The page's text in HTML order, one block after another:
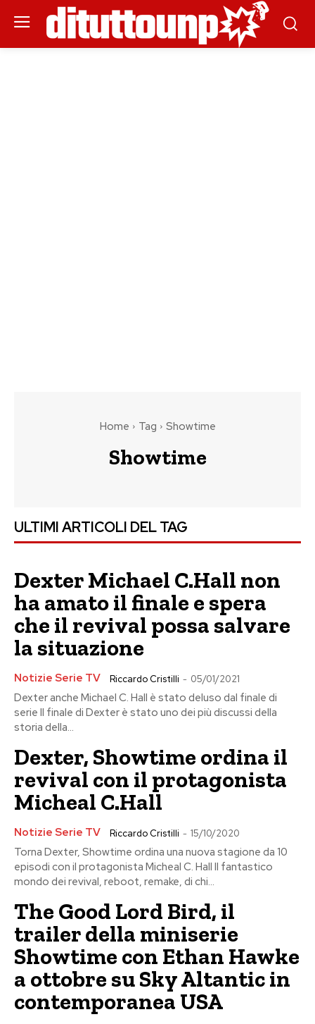
Home Tag Showtime
Showtime
ULTIMI ARTICOLI DEL TAG
Dexter Michael C.Hall non
ha amato il finale e spera
che il revival possa salvare
la situazione
Notizie Serie TV Riccardo Cristilli - 05/01/2021
Dexter anche Michael C. Hall è stato deluso dal finale di
serie Il finale di Dexter è stato uno dei più discussi della
storia della...
Dexter, Showtime ordina il
revival con il protagonista
Micheal C.Hall
Notizie Serie TV Riccardo Cristilli - 15/10/2020
Torna Dexter, Showtime ordina una nuova stagione da 10
episodi con il protagonista Micheal C. Hall Il fantastico
mondo dei revival, reboot, remake, di chi...
The Good Lord Bird, il
trailer della miniserie
Showtime con Ethan Hawke
a ottobre su Sky Altantic in
contemporanea USA